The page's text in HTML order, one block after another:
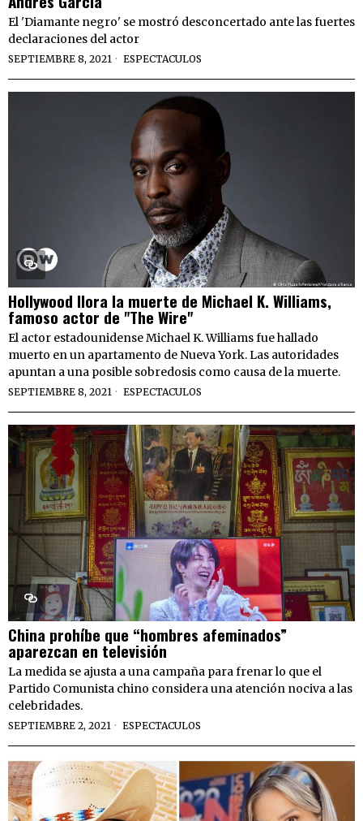
El 'Diamante negro' se mostró desconcertado ante las fuertes
declaraciones del actor
SEPTIEMBRE 8, 2021 ESPECTACULOS
Hollywood llora la muerte de Michael K. Williams,
famoso actor de "The Wire"
El actor estadounidense Michael K. Williams fue hallado
muerto en un apartamento de Nueva York. Las autoridades
apuntan a una posible sobredosis como causa de la muerte.
SEPTIEMBRE 8, 2021 ESPECTACULOS
China prohíbe que “hombres afeminados”
aparezcan en televisión
La medida se ajusta a una campaña para frenar lo que el
Partido Comunista chino considera una atención nociva a las
celebridades.
SEPTIEMBRE 2, 2021 ESPECTACULOS